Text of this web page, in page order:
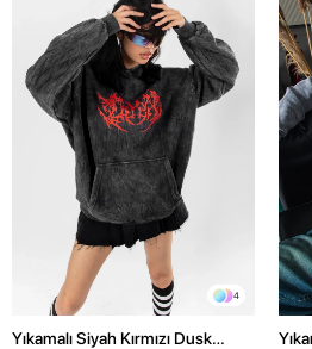
4
Yıkamalı Siyah Kırmızı Dusk